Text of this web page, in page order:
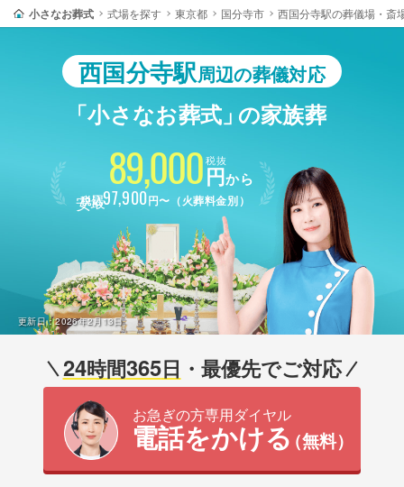
小さなお葬式 式場を探す 東京都 国分寺市 西国分寺駅の葬儀場・斎
西国分寺駅周辺の葬儀対応
「小さなお葬式」の家族葬
更新日：2026年2月13日
89,000 税抜
円から
税込97,900円〜（火葬料金別）
24時間365日 ・最優先でご対応
お急ぎの方専用ダイヤル
電話をかける（無料）